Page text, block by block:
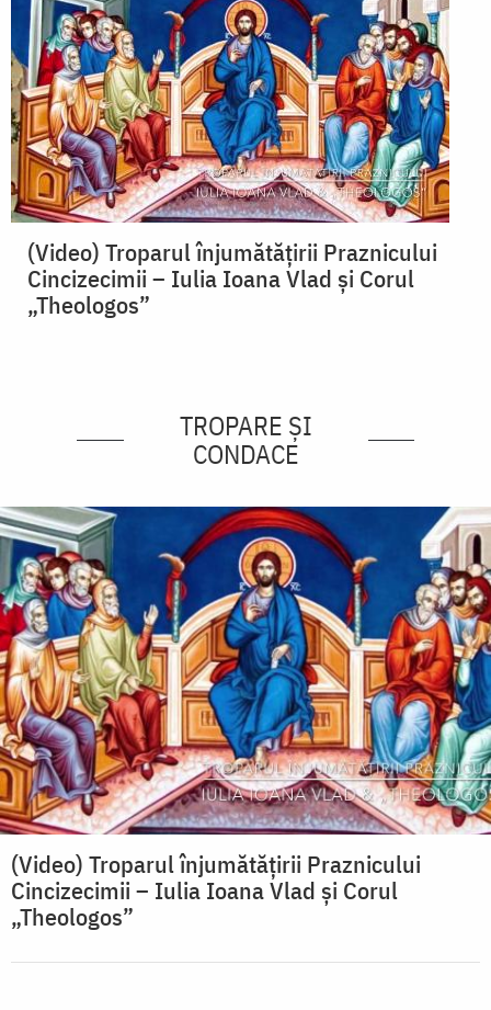
(Video) Troparul înjumătățirii Praznicului
Cincizecimii – Iulia Ioana Vlad și Corul
„Theologos”
TROPARE ȘI
CONDACE
(Video) Troparul înjumătățirii Praznicului
Cincizecimii – Iulia Ioana Vlad și Corul
„Theologos”